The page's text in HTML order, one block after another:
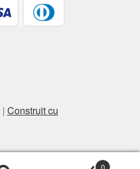
Construit cu
0